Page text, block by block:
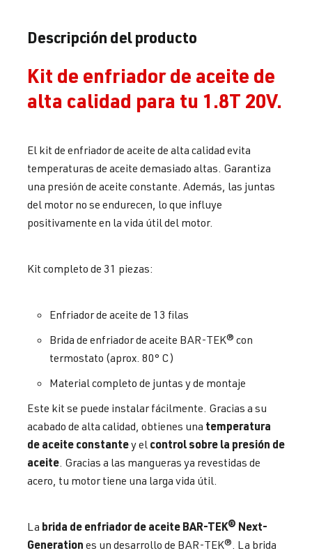
Descripción del producto
Kit de enfriador de aceite de
alta calidad para tu 1.8T 20V.
El kit de enfriador de aceite de alta calidad evita
temperaturas de aceite demasiado altas. Garantiza
una presión de aceite constante. Además, las juntas
del motor no se endurecen, lo que influye
positivamente en la vida útil del motor.
Kit completo de 31 piezas:
Enfriador de aceite de 13 filas
Brida de enfriador de aceite BAR-TEK® con
termostato (aprox. 80° C)
Material completo de juntas y de montaje
Este kit se puede instalar fácilmente. Gracias a su
acabado de alta calidad, obtienes una temperatura
de aceite constantey el control sobre la presión de
aceite. Gracias a las mangueras ya revestidas de
acero, tu motor tiene una larga vida útil.
La brida de enfriador de aceite BAR-TEK® Next-
Generation es un desarrollo de BAR-TEK®. La brida